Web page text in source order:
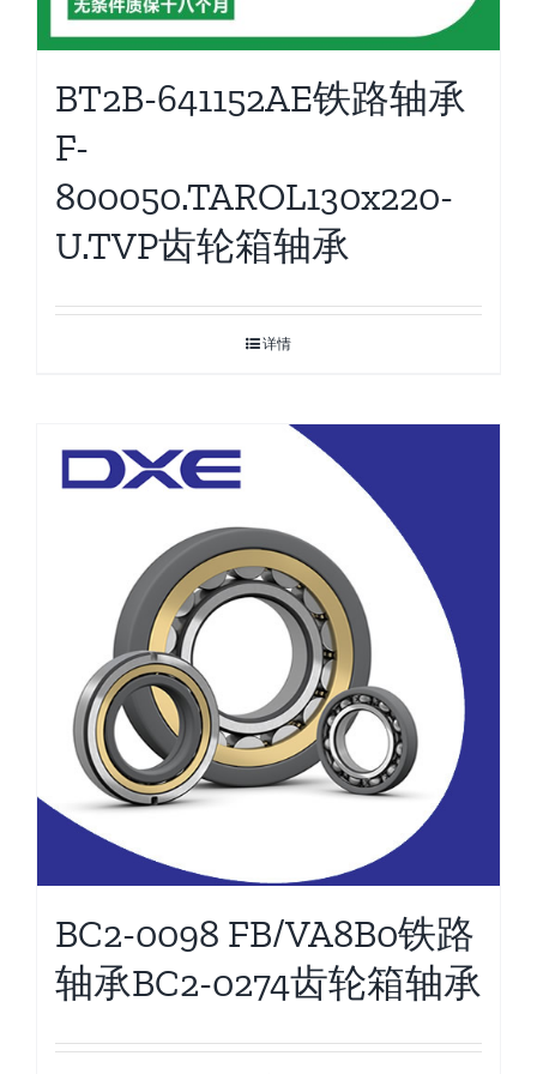
BT2B-641152AE铁路轴承
F-
800050.TAROL130x220-
U.TVP齿轮箱轴承
详情
BC2-0098 FB/VA8B0铁路
轴承BC2-0274齿轮箱轴承